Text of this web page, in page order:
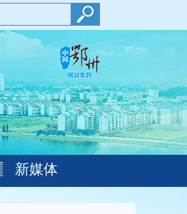
新媒体